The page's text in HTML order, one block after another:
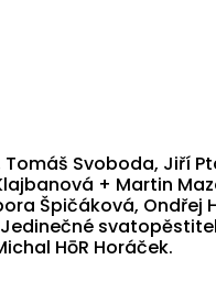
Tomáš Svoboda, Jiří
+ Martin
Špičáková, Ondřej
Jedinečné
HōR Horáček.